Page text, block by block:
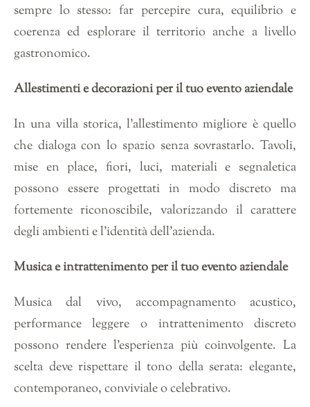
sempre lo stesso: far percepire cura, equilibrio e
coerenza ed esplorare il territorio anche a livello
gastronomico.
Allestimenti e decorazioni per il tuo evento aziendale
In una villa storica, l’allestimento migliore è quello
che dialoga con lo spazio senza sovrastarlo. Tavoli,
mise en place, fiori, luci, materiali e segnaletica
possono essere progettati in modo discreto ma
fortemente riconoscibile, valorizzando il carattere
degli ambienti e l’identità dell’azienda.
Musica e intrattenimento per il tuo evento aziendale
Musica dal vivo, accompagnamento acustico,
performance leggere o intrattenimento discreto
possono rendere l’esperienza più coinvolgente. La
scelta deve rispettare il tono della serata: elegante,
contemporaneo, conviviale o celebrativo.